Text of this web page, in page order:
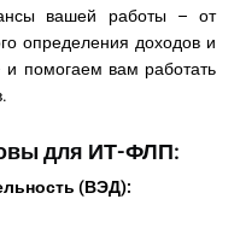
вашей работы – от
определения доходов и
и помогаем вам работать
для ИТ-ФЛП:
(ВЭД):